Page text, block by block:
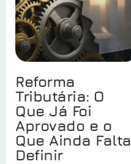
Reforma
Tributária: O
Que Já Foi
Aprovado e o
Que Ainda Falta
Definir